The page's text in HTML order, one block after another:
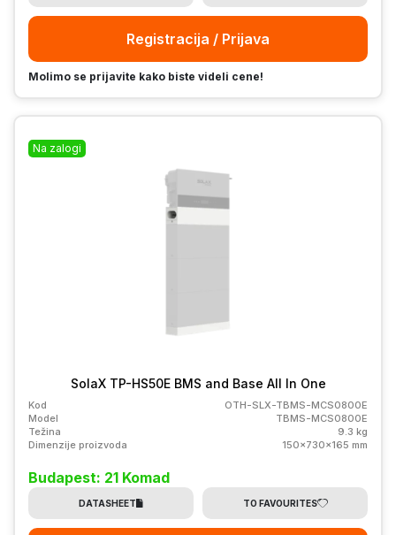
Registracija / Prijava
Molimo se prijavite kako biste videli cene!
Na zalogi
SolaX TP-HS50E BMS and Base All In One
Kod
OTH-SLX-TBMS-MCS0800E
Model
TBMS-MCS0800E
Težina
9.3 kg
Dimenzije proizvoda
150x730x165 mm
Budapest: 21 Komad
DATASHEET TO FAVOURITES